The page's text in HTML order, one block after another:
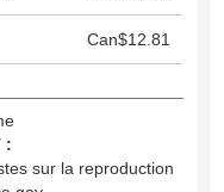
Can$12.81
:
sur la reproduction